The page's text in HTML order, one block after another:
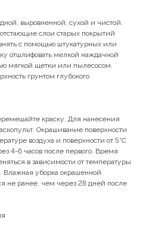
выровненной, сухой и чистой.
слои старых покрытий
с помощью штукатурных или
отшлифовать мелкой наждачной
мягкой щетки или пылесосом.
грунтом глубокого
краску. Для нанесения
Окрашивание поверхности
воздуха и поверхности от 5°С
4-6 часов после первого. Время
в зависимости от температуры
уборка окрашенной
не ранее, чем через 28 дней после